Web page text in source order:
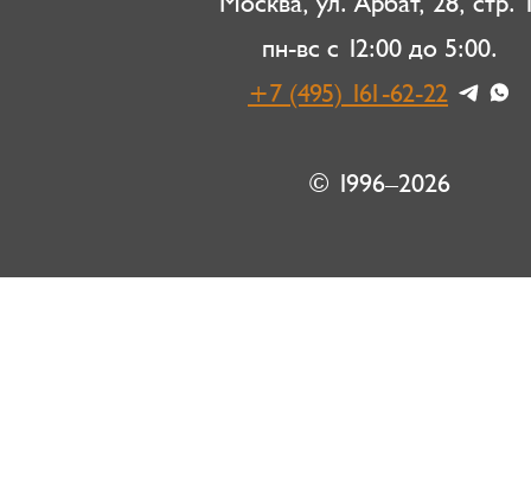
пн-вс с 12:00 до 5:00.
+7 (495) 161-62-22
© 1996–2026